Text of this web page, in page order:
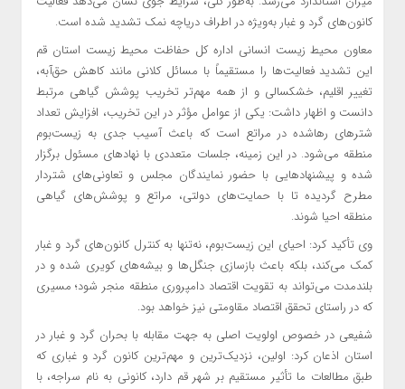
کانون‌های گرد و غبار به‌ویژه در اطراف دریاچه نمک تشدید شده است.
معاون محیط زیست انسانی اداره کل حفاظت محیط زیست استان قم
این تشدید فعالیت‌ها را مستقیماً با مسائل کلانی مانند کاهش حق‌آبه،
تغییر اقلیم، خشکسالی و از همه مهم‌تر تخریب پوشش گیاهی مرتبط
دانست و اظهار داشت: یکی از عوامل مؤثر در این تخریب، افزایش تعداد
شترهای رهاشده در مراتع است که باعث آسیب جدی به زیست‌بوم
منطقه می‌شود. در این زمینه، جلسات متعددی با نهادهای مسئول برگزار
شده و پیشنهادهایی با حضور نمایندگان مجلس و تعاونی‌های شتردار
مطرح گردیده تا با حمایت‌های دولتی، مراتع و پوشش‌های گیاهی
منطقه احیا شوند.
وی تأکید کرد: احیای این زیست‌بوم، نه‌تنها به کنترل کانون‌های گرد و غبار
کمک می‌کند، بلکه باعث بازسازی جنگل‌ها و بیشه‌های کویری شده و در
بلندمدت می‌تواند به تقویت اقتصاد دامپروری منطقه منجر شود؛ مسیری
که در راستای تحقق اقتصاد مقاومتی نیز خواهد بود.
شفیعی در خصوص اولویت اصلی به جهت مقابله با بحران گرد و غبار در
استان اذعان کرد: اولین، نزدیک‌ترین و مهم‌ترین کانون گرد و غباری که
طبق مطالعات ما تأثیر مستقیم بر شهر قم دارد، کانونی به نام سراجه، با